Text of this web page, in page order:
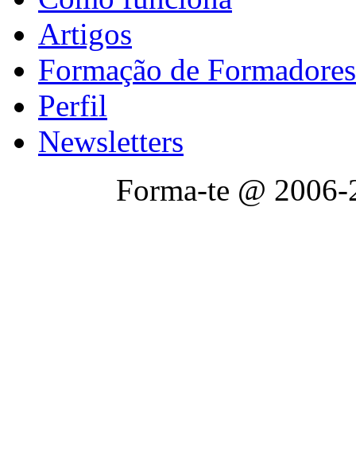
Artigos
Formação de Formadores
Perfil
Newsletters
Forma-te @